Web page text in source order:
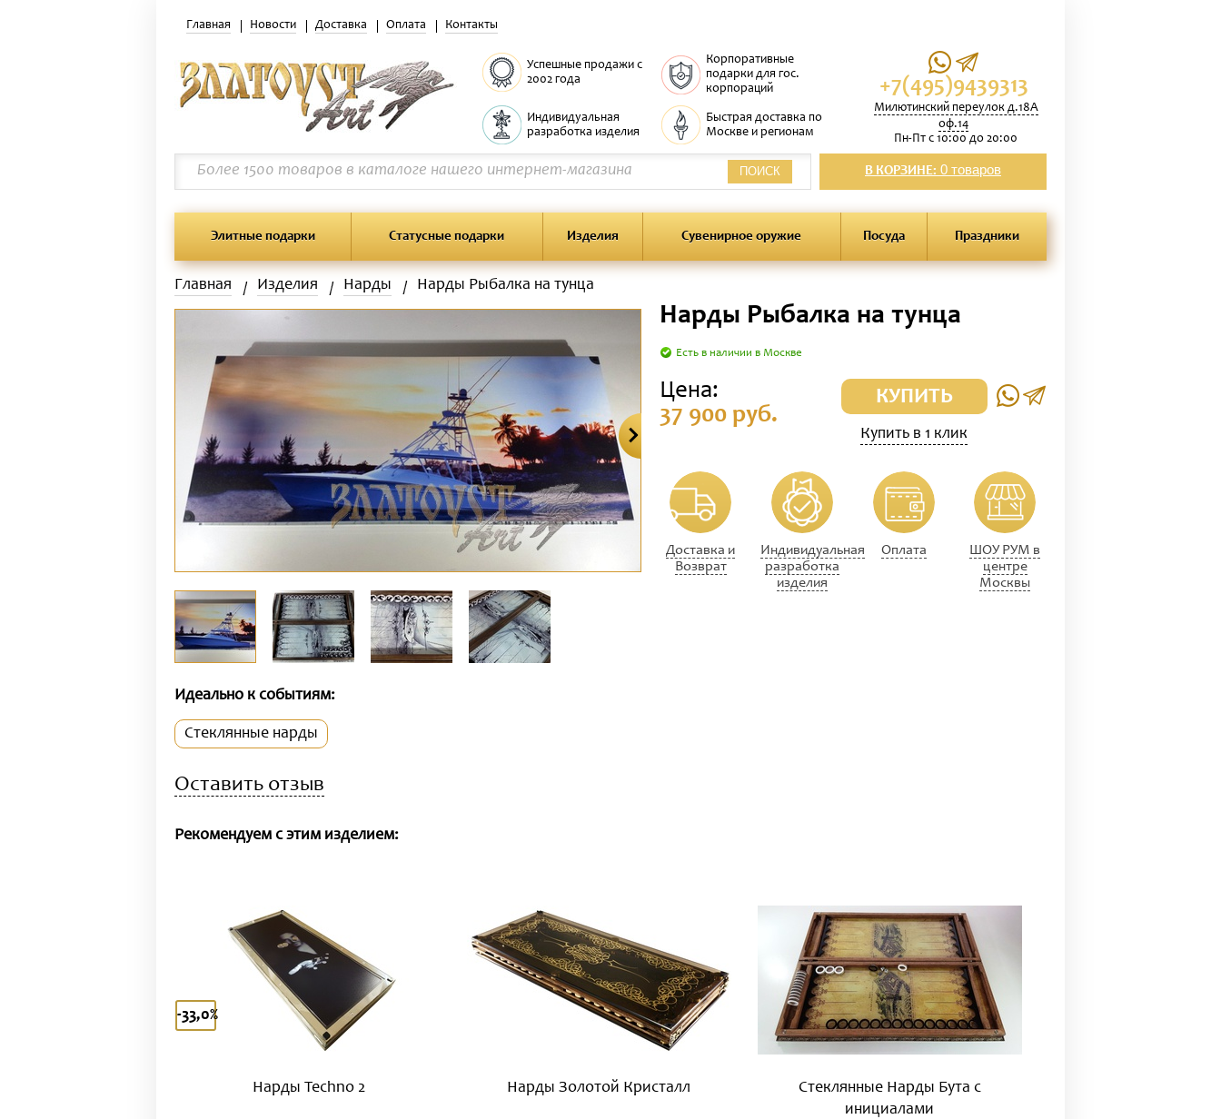
Главная Новости Доставка Оплата Контакты
+7(495)9439313
Милютинский переулок д.18А
оф.14
Пн-Пт с 10:00 до 20:00
Успешные продажи с
2002 года
Корпоративные
подарки для гос.
корпораций
Индивидуальная
разработка изделия
Быстрая доставка по
Москве и регионам
В КОРЗИНЕ: 0 товаров
ПОИСК
Элитные подарки Статусные подарки Изделия Сувенирное оружие Посуда Праздники
Главная Изделия Нарды Нарды Рыбалка на тунца
Нарды Рыбалка на тунца
Есть в наличии в Москве
Цена:
37 900 руб.
КУПИТЬ
Купить в 1 клик
Доставка и
Возврат
Индивидуальная
разработка
изделия
Оплата
ШОУ РУМ в
центре
Москвы
Идеально к событиям:
Стеклянные нарды
Оставить отзыв
Рекомендуем с этим изделием:
Нарды Techno 2
-33,0%
Нарды Золотой Кристалл
Стеклянные Нарды Бута с
инициалами